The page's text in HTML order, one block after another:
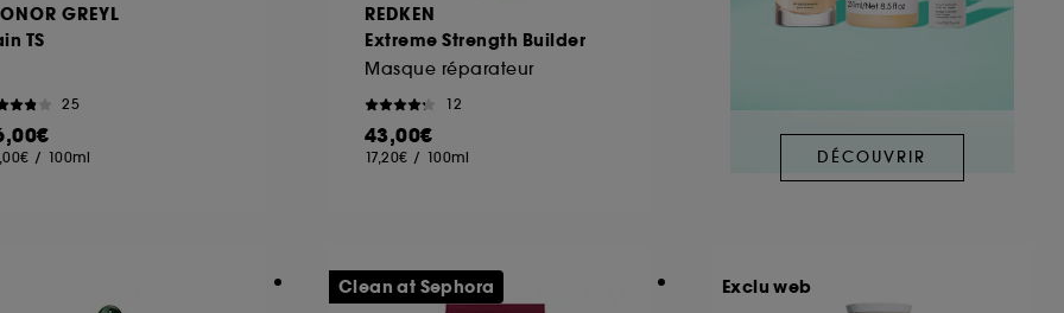
GREYL
TS
25
/ 100ml
REDKEN
Extreme Strength Builder
Masque réparateur
12
43,00€
17,20€ / 100ml DÉCOUVRIR
Clean at Sephora Exclu web